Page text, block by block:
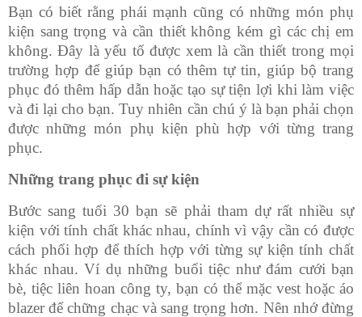
Bạn có biết rằng phái mạnh cũng có những món phụ
kiện sang trọng và cần thiết không kém gì các chị em
không. Đây là yếu tố được xem là cần thiết trong mọi
trường hợp để giúp bạn có thêm tự tin, giúp bộ trang
phục đó thêm hấp dẫn hoặc tạo sự tiện lợi khi làm việc
và đi lại cho bạn. Tuy nhiên cần chú ý là bạn phải chọn
được những món phụ kiện phù hợp với từng trang
phục.
Những trang phục đi sự kiện
Bước sang tuổi 30 bạn sẽ phải tham dự rất nhiều sự
kiện với tính chất khác nhau, chính vì vậy cần có được
cách phối hợp để thích hợp với từng sự kiện tính chất
khác nhau. Ví dụ những buổi tiệc như đám cưới bạn
bè, tiệc liên hoan công ty, bạn có thể mặc vest hoặc áo
blazer để chững chạc và sang trọng hơn. Nên nhớ đừng